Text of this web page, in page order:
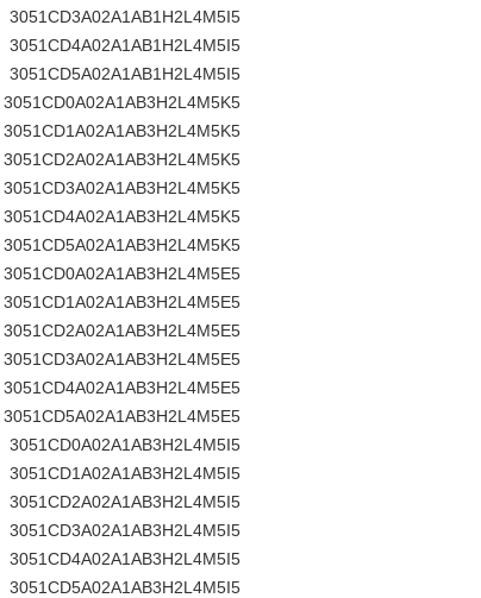
3051CD3A02A1AB1H2L4M5I5
3051CD4A02A1AB1H2L4M5I5
3051CD5A02A1AB1H2L4M5I5
3051CD0A02A1AB3H2L4M5K5
3051CD1A02A1AB3H2L4M5K5
3051CD2A02A1AB3H2L4M5K5
3051CD3A02A1AB3H2L4M5K5
3051CD4A02A1AB3H2L4M5K5
3051CD5A02A1AB3H2L4M5K5
3051CD0A02A1AB3H2L4M5E5
3051CD1A02A1AB3H2L4M5E5
3051CD2A02A1AB3H2L4M5E5
3051CD3A02A1AB3H2L4M5E5
3051CD4A02A1AB3H2L4M5E5
3051CD5A02A1AB3H2L4M5E5
3051CD0A02A1AB3H2L4M5I5
3051CD1A02A1AB3H2L4M5I5
3051CD2A02A1AB3H2L4M5I5
3051CD3A02A1AB3H2L4M5I5
3051CD4A02A1AB3H2L4M5I5
3051CD5A02A1AB3H2L4M5I5